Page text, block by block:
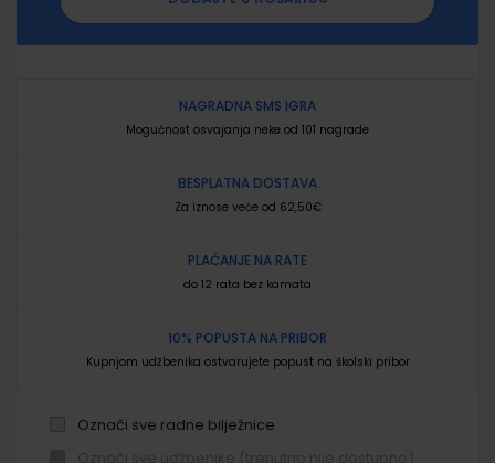
NAGRADNA SMS IGRA
Mogućnost osvajanja neke od 101 nagrade
BESPLATNA DOSTAVA
Za iznose veće od 62,50€
PLAĆANJE NA RATE
do 12 rata bez kamata
10% POPUSTA NA PRIBOR
Kupnjom udžbenika ostvarujete popust na školski pribor
Označi sve radne bilježnice